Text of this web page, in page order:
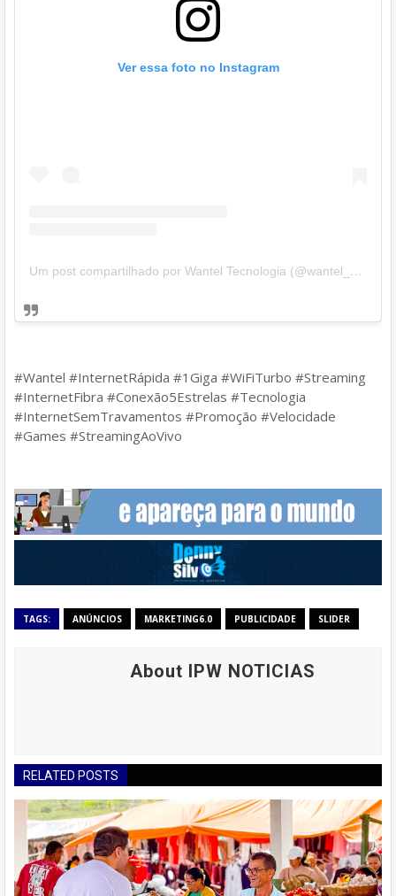
Ver essa foto no Instagram
Um post compartilhado por Wantel Tecnologia (@wantel_provedor)
#Wantel #InternetRápida #1Giga #WiFiTurbo #Streaming
#InternetFibra #Conexão5Estrelas #Tecnologia
#InternetSemTravamentos #Promoção #Velocidade
#Games #StreamingAoVivo
TAGS: ANÚNCIOS MARKETING6.0 PUBLICIDADE SLIDER
About IPW NOTICIAS
RELATED POSTS